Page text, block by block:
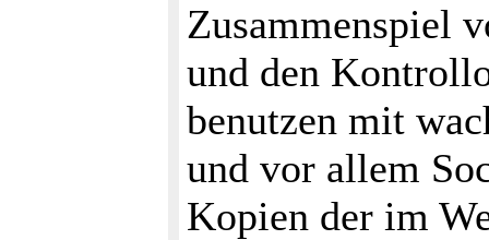
Zusammenspiel
und den
benutzen mit
und vor allem
Kopien der im